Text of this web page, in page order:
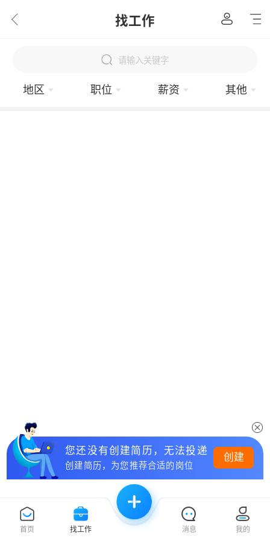
找工作
请输入关键字
地区 职位 薪资 其他
首页 找工作 消息 我的
您还没有创建简历，无法投递
创建简历，为您推荐合适的岗位
创建